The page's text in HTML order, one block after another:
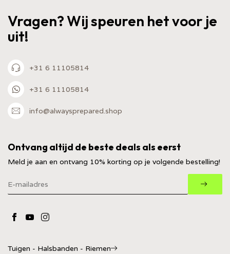
Vragen? Wij speuren het voor je
uit!
+31 6 11105814
+31 6 11105814
info@alwaysprepared.shop
Ontvang altijd de beste deals als eerst
Meld je aan en ontvang 10% korting op je volgende bestelling!
Tuigen - Halsbanden - Riemen